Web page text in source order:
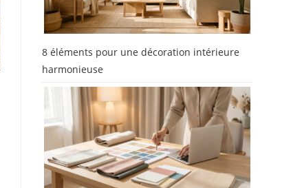
8 éléments pour une décoration intérieure
harmonieuse